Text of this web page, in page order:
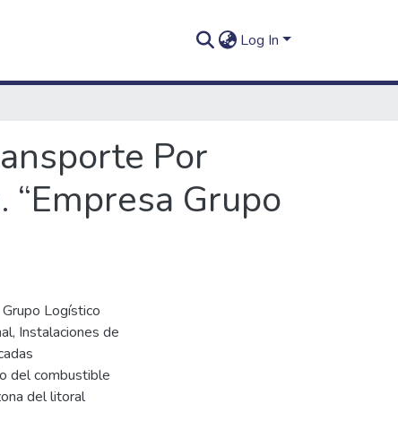
Log In
Por
Grupo
Logístico
Instalaciones de
del combustible
del litoral